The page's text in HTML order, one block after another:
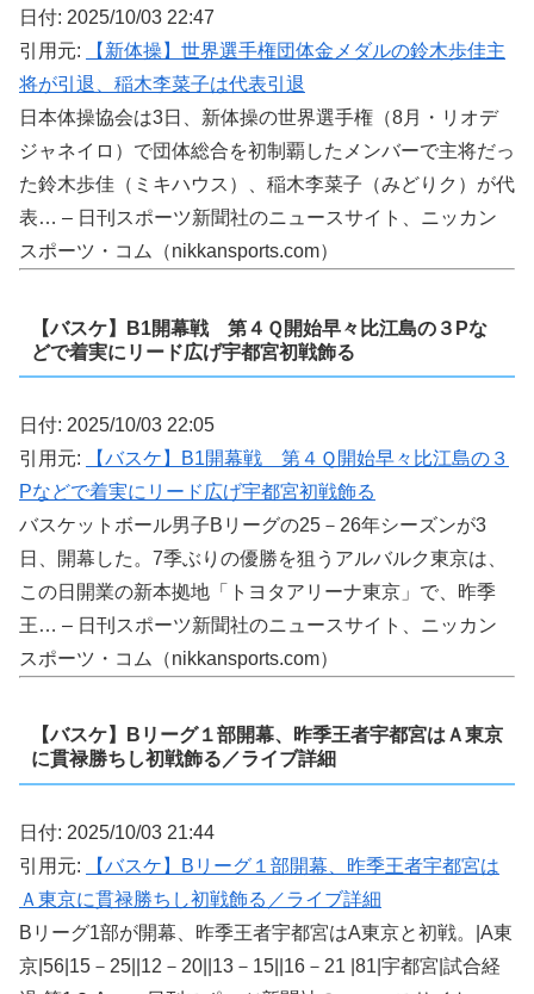
日付: 2025/10/03 22:47
引用元:
【新体操】世界選手権団体金メダルの鈴木歩佳主
将が引退、稲木李菜子は代表引退
日本体操協会は3日、新体操の世界選手権（8月・リオデ
ジャネイロ）で団体総合を初制覇したメンバーで主将だっ
た鈴木歩佳（ミキハウス）、稲木李菜子（みどりク）が代
表… – 日刊スポーツ新聞社のニュースサイト、ニッカン
スポーツ・コム（nikkansports.com）
【バスケ】B1開幕戦 第４Ｑ開始早々比江島の３Pな
どで着実にリード広げ宇都宮初戦飾る
日付: 2025/10/03 22:05
引用元:
【バスケ】B1開幕戦 第４Ｑ開始早々比江島の３
Pなどで着実にリード広げ宇都宮初戦飾る
バスケットボール男子Bリーグの25－26年シーズンが3
日、開幕した。7季ぶりの優勝を狙うアルバルク東京は、
この日開業の新本拠地「トヨタアリーナ東京」で、昨季
王… – 日刊スポーツ新聞社のニュースサイト、ニッカン
スポーツ・コム（nikkansports.com）
【バスケ】Bリーグ１部開幕、昨季王者宇都宮はＡ東京
に貫禄勝ちし初戦飾る／ライブ詳細
日付: 2025/10/03 21:44
引用元:
【バスケ】Bリーグ１部開幕、昨季王者宇都宮は
Ａ東京に貫禄勝ちし初戦飾る／ライブ詳細
Bリーグ1部が開幕、昨季王者宇都宮はA東京と初戦。|A東
京|56|15－25||12－20||13－15||16－21 |81|宇都宮|試合経